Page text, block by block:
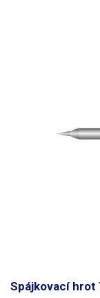
Spájkovací hrot